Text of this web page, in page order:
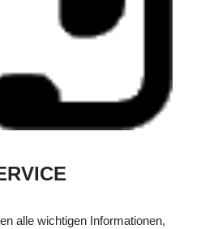
alle wichtigen Informationen,